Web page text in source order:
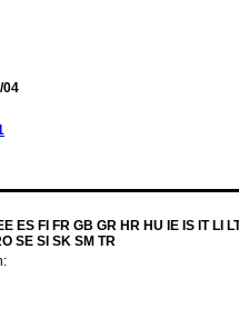
04
ES FI FR GB GR HR HU IE IS IT LI
SE SI SK SM TR